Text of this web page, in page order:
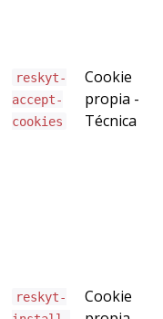
reskyt-
accept-
cookies
Cookie
propia -
Técnica
reskyt-
Cookie